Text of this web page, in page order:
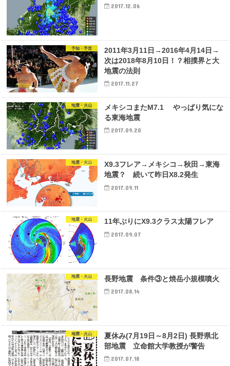
2017.12.06
予知・予言
2011年3月11日→2016年4月14日→
次は2018年8月10日！？相撲界と大
地震の法則
2017.11.27
地震・火山
メキシコまたM7.1 やっぱり気にな
る東海地震
2017.09.20
地震・火山
X9.3フレア→メキシコ→秋田→東海
地震？ 続いて昨日X8.2発生
2017.09.11
地震・火山 11年ぶりにX9.3クラス太陽フレア
2017.09.07
地震・火山 長野地震 条件③と焼岳小規模噴火
2017.08.14
地震・火山
夏休み(7月19日～8月2日) 長野県北
部地震 立命館大学教授が警告
2017.07.18